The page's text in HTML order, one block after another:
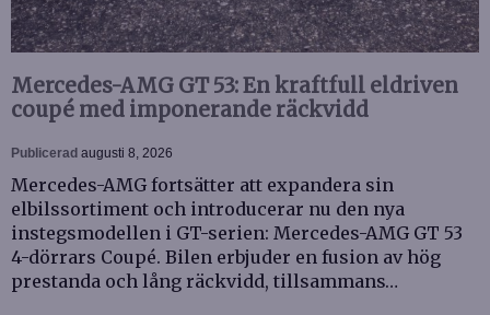
Mercedes-AMG GT 53: En kraftfull eldriven
coupé med imponerande räckvidd
Publicerad augusti 8, 2026
Mercedes-AMG fortsätter att expandera sin
elbilssortiment och introducerar nu den nya
instegsmodellen i GT-serien: Mercedes-AMG GT 53
4-dörrars Coupé. Bilen erbjuder en fusion av hög
prestanda och lång räckvidd, tillsammans…